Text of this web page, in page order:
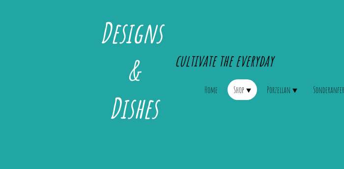
Designs
&
Dishes
cultivate the everyday
Home Shop Porzellan